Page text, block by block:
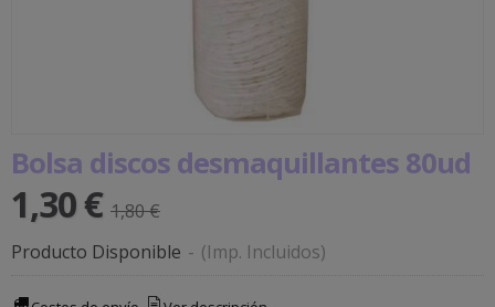
Bolsa discos desmaquillantes 80ud
1,30 € 1,80 €
Producto Disponible - (Imp. Incluidos)